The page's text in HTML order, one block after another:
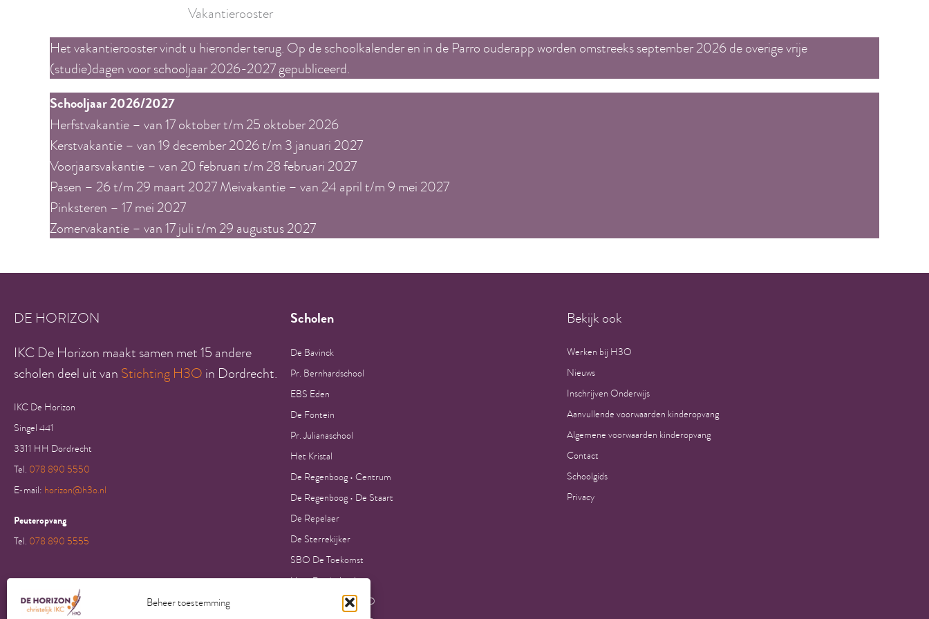
Beheer toestemming
Vakantierooster
Het vakantierooster vindt u hieronder terug. Op de schoolkalender en in de Parro ouderapp worden omstreeks september 2026 de overige vrije
(studie)dagen voor schooljaar 2026-2027 gepubliceerd.
Schooljaar 2026/2027
Herfstvakantie – van 17 oktober t/m 25 oktober 2026
Kerstvakantie – van 19 december 2026 t/m 3 januari 2027
Voorjaarsvakantie – van 20 februari t/m 28 februari 2027
Pasen – 26 t/m 29 maart 2027 Meivakantie – van 24 april t/m 9 mei 2027
Pinksteren – 17 mei 2027
Zomervakantie – van 17 juli t/m 29 augustus 2027
DE HORIZON
IKC De Horizon maakt samen met 15 andere
scholen deel uit van Stichting H3O in Dordrecht.
IKC De Horizon
Singel 441
3311 HH Dordrecht
Tel. 078 890 5550
E-mail: horizon@h3o.nl
Peuteropvang
Tel. 078 890 5555
Scholen
De Bavinck
Pr. Bernhardschool
EBS Eden
De Fontein
Pr. Julianaschool
Het Kristal
De Regenboog • Centrum
De Regenboog • De Staart
De Repelaer
De Sterrekijker
SBO De Toekomst
Hans Petrischool
Insula College VMBO
Bekijk ook
Werken bij H3O
Nieuws
Inschrijven Onderwijs
Aanvullende voorwaarden kinderopvang
Algemene voorwaarden kinderopvang
Contact
Schoolgids
Privacy